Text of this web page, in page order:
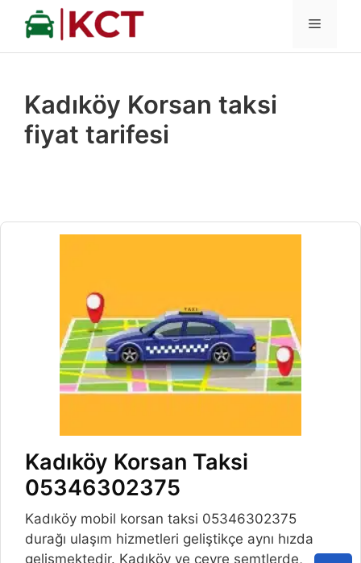
İçeriğe
MENÜ
Kadıköy Korsan taksi
fiyat tarifesi
Kadıköy Korsan Taksi
05346302375
Kadıköy mobil korsan taksi 05346302375
durağı ulaşım hizmetleri geliştikçe aynı hızda
gelişmektedir. Kadıköy ve çevre semtlerde,